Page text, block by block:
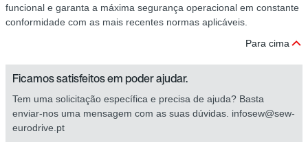
funcional e garanta a máxima segurança operacional em constante
conformidade com as mais recentes normas aplicáveis.
Para cima
Ficamos satisfeitos em poder ajudar.
Tem uma solicitação específica e precisa de ajuda? Basta
enviar-nos uma mensagem com as suas dúvidas. infosew@sew-
eurodrive.pt